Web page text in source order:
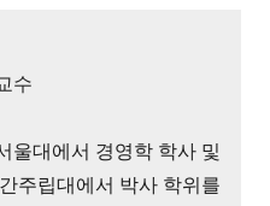
수
울대에서 경영학 학사 및
주립대에서 박사 학위를